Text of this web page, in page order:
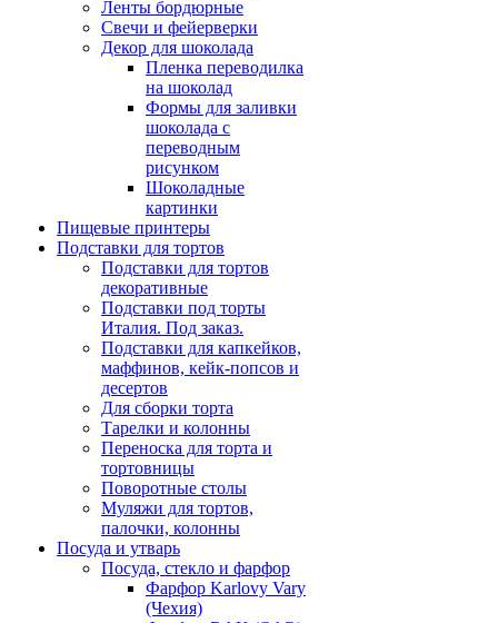
Ленты бордюрные
Свечи и фейерверки
Декор для шоколада
Пленка переводилка
на шоколад
Формы для заливки
шоколада с
переводным
рисунком
Шоколадные
картинки
Пищевые принтеры
Подставки для тортов
Подставки для тортов
декоративные
Подставки под торты
Италия. Под заказ.
Подставки для капкейков,
маффинов, кейк-попсов и
десертов
Для сборки торта
Тарелки и колонны
Переноска для торта и
тортовницы
Поворотные столы
Муляжи для тортов,
палочки, колонны
Посуда и утварь
Посуда, стекло и фарфор
Фарфор Karlovy Vary
(Чехия)